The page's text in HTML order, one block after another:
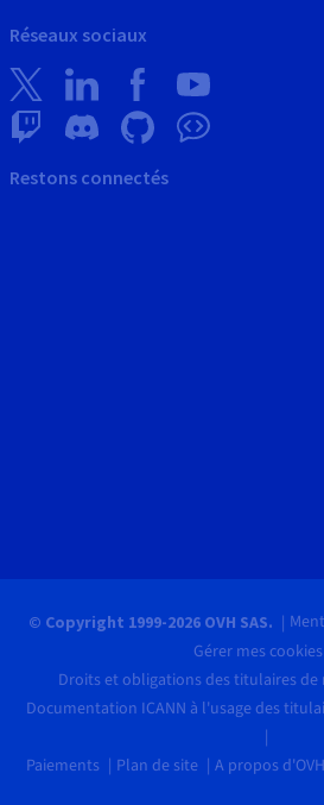
Réseaux sociaux
Restons connectés
© Copyright 1999-2026 OVH SAS.
Gérer mes cookies
Droits et obligations des titulaires
Documentation ICANN à l'usage des
Paiements Plan de site A propos